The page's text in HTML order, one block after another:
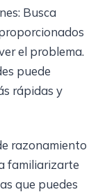
Busca
el problema.
puede
rápidas y
razonamiento
familiarizarte
que puedes